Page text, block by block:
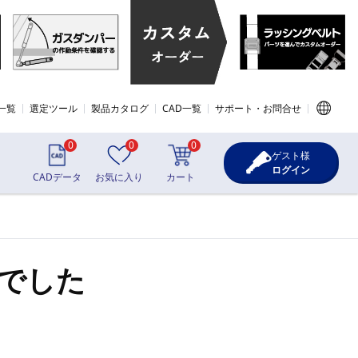
覧 選定ツール 製品カタログ CAD一覧 サポート・お問合せ
0
CADデータ
0
お気に入り
0
カート
ゲスト様
ログイン
した